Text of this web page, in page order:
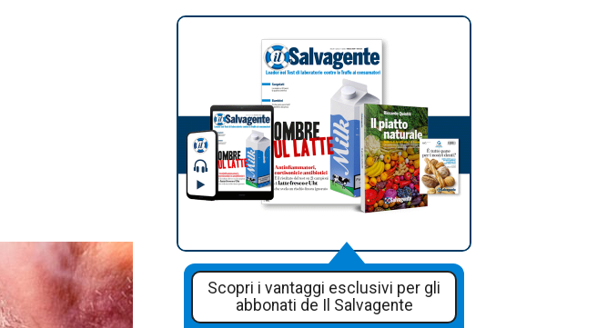
Scopri i vantaggi esclusivi per gli
abbonati de Il Salvagente